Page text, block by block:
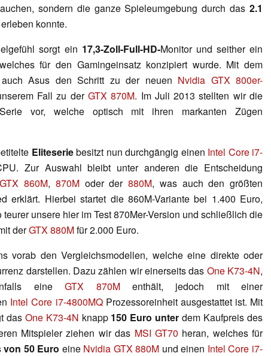
sondern die ganze Spieleumgebung durch das 2.1
erleben konnte.
sorgt ein 17,3-Zoll-Full-HD-Monitor und seither ein
für den Gamingeinsatz konzipiert wurde. Mit dem
Asus den Schritt zu der neuen Nvidia GTX 800er-
Fall zu der GTX 870M. Im Juli 2013 stellten wir die
Serie vor, welche optisch mit ihren markanten Zügen
Eliteseriebesitzt nun durchgängig einen Intel Core i7-
Zur Auswahl bleibt unter anderen die Entscheidung
GTX 860M, 870Moder der880M, was auch den größten
erklärt. Hierbei startet die 860M-Variante bei 1.400 Euro,
teurer unsere hier im Test 870Mer-Version und schließlich die
derGTX 880Mfür 2.000 Euro.
vorab den Vergleichsmodellen, welche eine direkte oder
darstellen. Dazu zählen wir einerseits das One K73-4N,
eineGTX 870Menthält, jedoch mit einer
Intel Core i7-4800MQProzessoreinheit ausgestattet ist. Mit
das One K73-4N knapp 150 Euro unterdem Kaufpreis des
Mitspieler ziehen wir das MSI GT70 heran, welches für
50 Euro eine Nvidia GTX 880M und einen Intel Core i7-